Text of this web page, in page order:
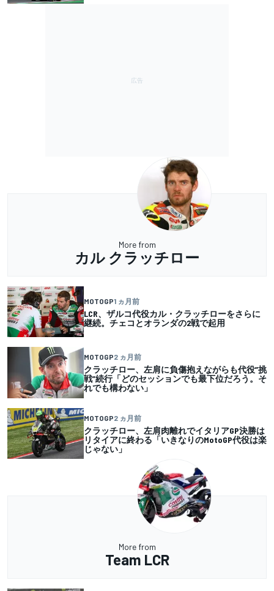
More from
カル クラッチロー
MOTOGP1 ヵ月前
LCR、ザルコ代役カル・クラッチローをさらに
継続。チェコとオランダの2戦で起用
MOTOGP2 ヵ月前
クラッチロー、左肩に負傷抱えながらも代役”挑
戦”続行「どのセッションでも最下位だろう。そ
れでも構わない」
MOTOGP2 ヵ月前
クラッチロー、左肩肉離れでイタリアGP決勝は
リタイアに終わる「いきなりのMotoGP代役は楽
じゃない」
More from
Team LCR